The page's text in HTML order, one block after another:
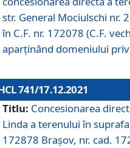
str. General Mociulschi nr.
în C.F. nr. 172078 (C.F.
aparținând domeniului
741/17.12.2021
Titlu: Concesionarea
Linda a terenului în
172878 Brașov, nr. cad.